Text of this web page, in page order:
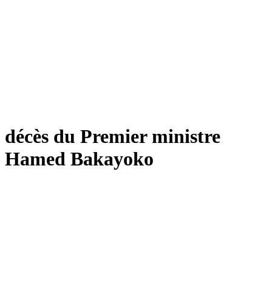
décès du Premier ministre
Hamed Bakayoko